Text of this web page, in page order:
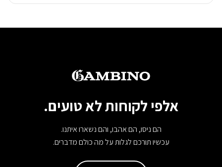
אלפי לקוחות לא טועים.
הם ניסו, הם אהבו, והם נשארו איתנו.
עכשיו תורכם לגלות על מה כולם מדברים.